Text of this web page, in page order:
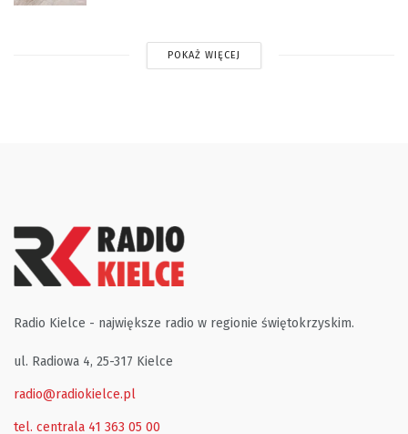
POKAŻ WIĘCEJ
Radio Kielce - największe radio w regionie świętokrzyskim.
ul. Radiowa 4, 25-317 Kielce
radio@radiokielce.pl
tel. centrala 41 363 05 00